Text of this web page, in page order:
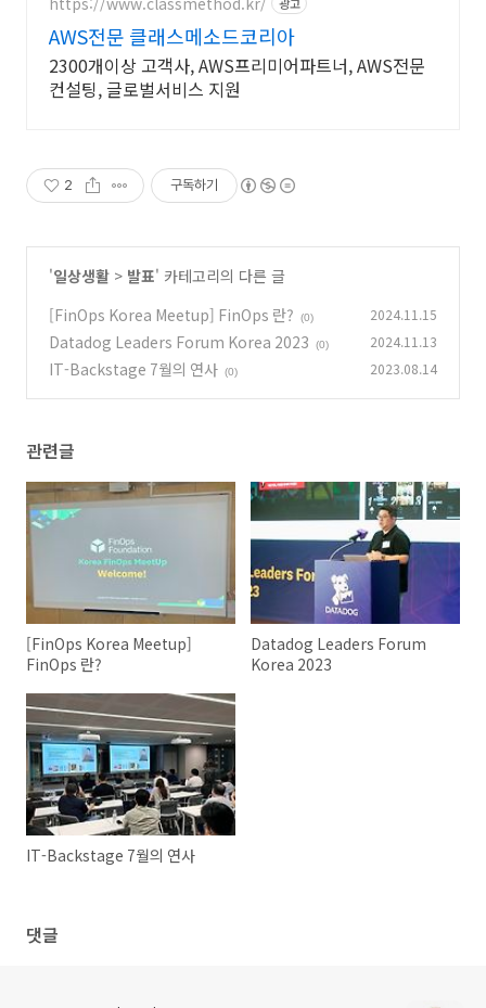
AWS전문 클래스메소드코리아
2300개이상 고객사, AWS프리미어파트너, AWS전문
컨설팅, 글로벌서비스 지원
2 구독하기
'일상생활 > 발표' 카테고리의 다른 글
[FinOps Korea Meetup] FinOps 란?
(0) 2024.11.15
Datadog Leaders Forum Korea 2023 (0) 2024.11.13
IT-Backstage 7월의 연사 (0) 2023.08.14
관련글
[FinOps Korea Meetup]
FinOps 란?
Datadog Leaders Forum
Korea 2023
IT-Backstage 7월의 연사
댓글